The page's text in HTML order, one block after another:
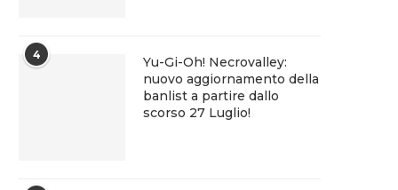
4
Yu-Gi-Oh! Necrovalley:
nuovo aggiornamento della
banlist a partire dallo
scorso 27 Luglio!